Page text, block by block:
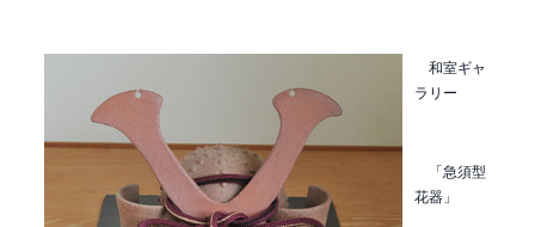
和室ギャ
ラリー
「急須型
花器」